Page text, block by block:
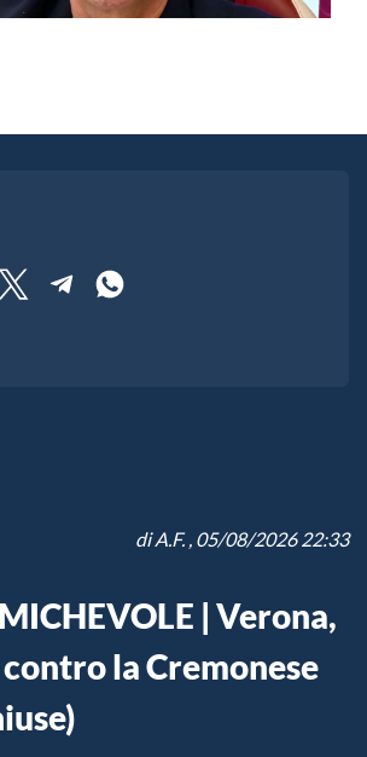
diA.F., 05/08/2026 22:33
| Verona,
la Cremonese